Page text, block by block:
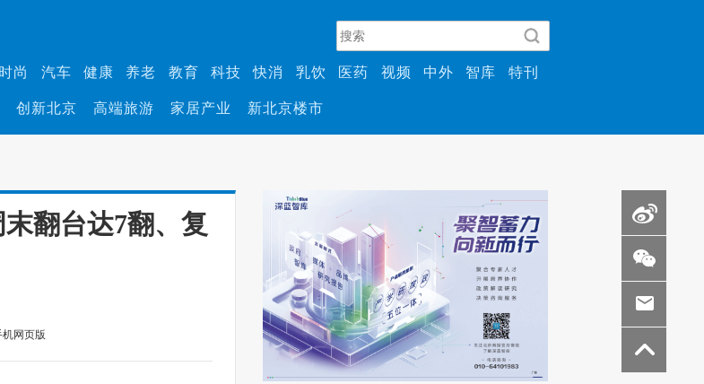
时尚 汽车 健康 养老 教育 科技 快消 乳饮 医药 视频 中外 智库 特刊
创新北京 高端旅游 家居产业 新北京楼市
翻台达7翻、复
机网页版